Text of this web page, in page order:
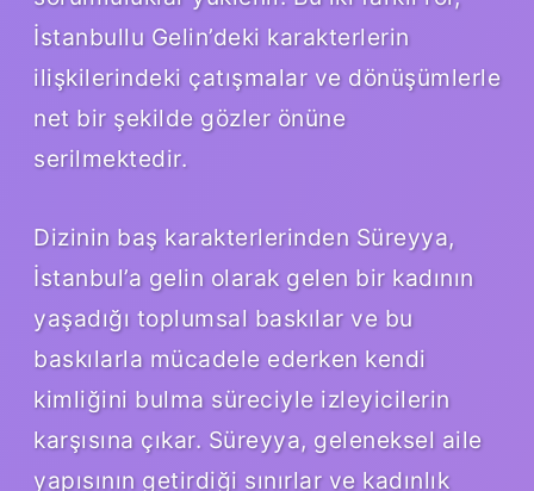
İstanbullu Gelin’deki karakterlerin
ilişkilerindeki çatışmalar ve dönüşümlerle
net bir şekilde gözler önüne
serilmektedir.
Dizinin baş karakterlerinden Süreyya,
İstanbul’a gelin olarak gelen bir kadının
yaşadığı toplumsal baskılar ve bu
baskılarla mücadele ederken kendi
kimliğini bulma süreciyle izleyicilerin
karşısına çıkar. Süreyya, geleneksel aile
yapısının getirdiği sınırlar ve kadınlık